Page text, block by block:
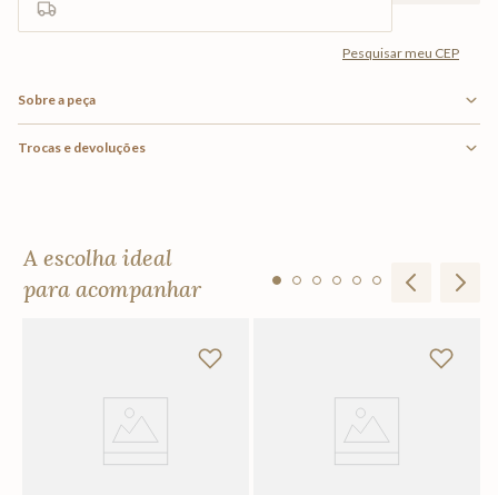
Sobre a peça
Trocas e devoluções
A escolha ideal
para acompanhar